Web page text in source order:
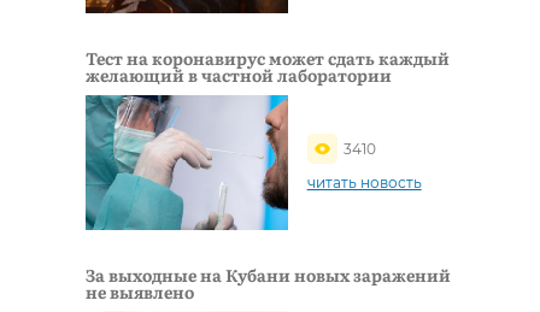
Тест на коронавирус может сдать каждый
желающий в частной лаборатории
3410
читать новость
За выходные на Кубани новых заражений
не выявлено